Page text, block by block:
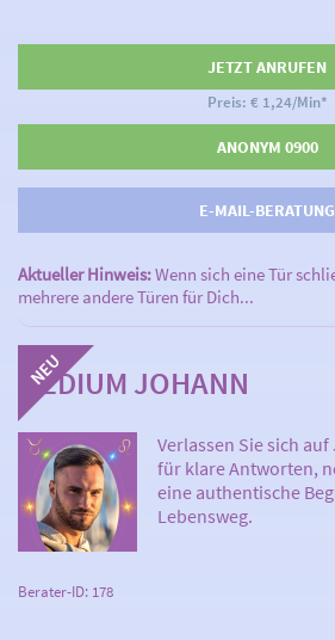
JETZT ANRUFEN
Preis: € 1,24/Min*
ANONYM 0900
E-MAIL-BERATUNG
Aktueller Hinweis:Wenn sich eine Tür
mehrere andere Türen für Dich...
MEDIUM JOHANN
Verlassen Sie sich
für klare Antworten,
eine authentische
Lebensweg.
Berater-ID: 178